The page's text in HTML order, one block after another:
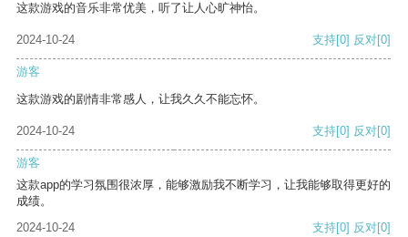
这款游戏的音乐非常优美，听了让人心旷神怡。
2024-10-24 支持[0] 反对[0]
游客
这款游戏的剧情非常感人，让我久久不能忘怀。
2024-10-24 支持[0] 反对[0]
游客
这款app的学习氛围很浓厚，能够激励我不断学习，让我能够取得更好的
成绩。
2024-10-24
支持[0] 反对[0]